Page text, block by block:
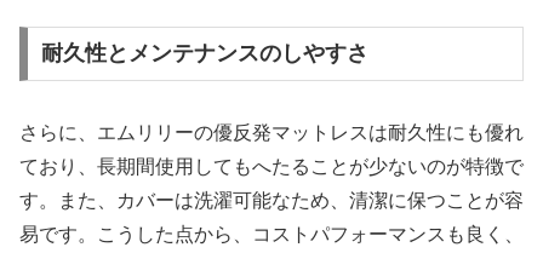
耐久性とメンテナンスのしやすさ
さらに、エムリリーの優反発マットレスは耐久性にも優れ
ており、長期間使用してもへたることが少ないのが特徴で
す。また、カバーは洗濯可能なため、清潔に保つことが容
易です。こうした点から、コストパフォーマンスも良く、